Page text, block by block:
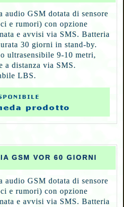
audio GSM dotata di sensore
e rumori) con opzione
e avvisi via SMS. Batteria
30 giorni in stand-by.
ultrasensibile 9-10 metri,
a distanza via SMS.
LBS.
GSM VOR 60 GIORNI
audio GSM dotata di sensore
e rumori) con opzione
e avvisi via SMS. Batteria